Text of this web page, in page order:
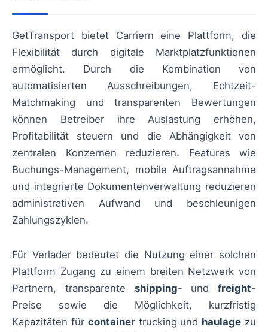
GetTransport bietet Carriern eine Plattform, die
Flexibilität durch digitale Marktplatzfunktionen
ermöglicht. Durch die Kombination von
automatisierten Ausschreibungen, Echtzeit-
Matchmaking und transparenten Bewertungen
können Betreiber ihre Auslastung erhöhen,
Profitabilität steuern und die Abhängigkeit von
zentralen Konzernen reduzieren. Features wie
Buchungs-Management, mobile Auftragsannahme
und integrierte Dokumentenverwaltung reduzieren
administrativen Aufwand und beschleunigen
Zahlungszyklen.
Für Verlader bedeutet die Nutzung einer solchen
Plattform Zugang zu einem breiten Netzwerk von
Partnern, transparente shipping- und freight-
Preise sowie die Möglichkeit, kurzfristig
Kapazitäten für containertrucking und haulage zu